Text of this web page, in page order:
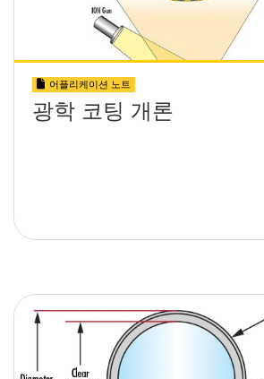
어플리케이션 노트
광학 코팅 개론